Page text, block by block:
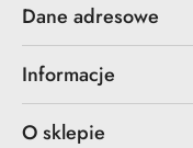
Dane adresowe
Informacje
O sklepie